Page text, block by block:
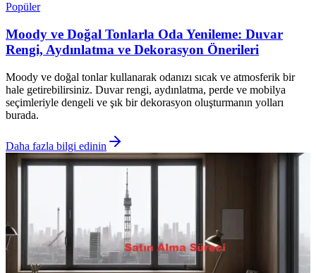
Popüler
Moody ve Doğal Tonlarla Oda Yenileme: Duvar
Rengi, Aydınlatma ve Dekorasyon Önerileri
Moody ve doğal tonlar kullanarak odanızı sıcak ve atmosferik bir
hale getirebilirsiniz. Duvar rengi, aydınlatma, perde ve mobilya
seçimleriyle dengeli ve şık bir dekorasyon oluşturmanın yolları
burada.
Daha fazla bilgi edinin